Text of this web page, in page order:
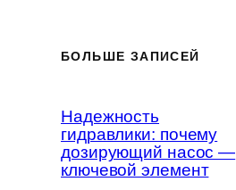
БОЛЬШЕ ЗАПИСЕЙ
Надежность
гидравлики: почему
дозирующий насос —
ключевой элемент